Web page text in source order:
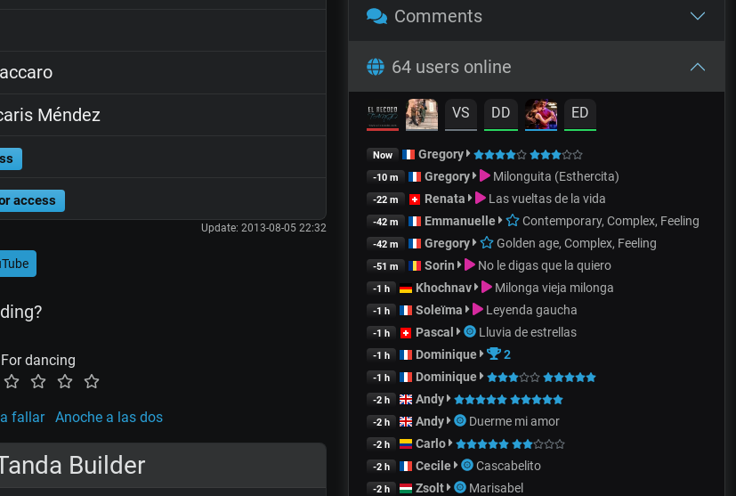
Méndez
access
Update: 2013-08-05 22:32
For dancing
fallar Anoche a las dos
Builder
Comments
64 users online
VS DD ED
Now Gregory
-10 m Gregory Milonguita (Esthercita)
-22 m Renata Las vueltas de la vida
-42 m Emmanuelle Contemporary, Complex, Feeling
-42 m Gregory Golden age, Complex, Feeling
-51 m Sorin No le digas que la quiero
-1 h Khochnav Milonga vieja milonga
-1 h Soleïma Leyenda gaucha
-1 h Pascal Lluvia de estrellas
-1 h Dominique 2
-1 h Dominique
-2 h Andy
-2 h Andy Duerme mi amor
-2 h Carlo
-2 h Cecile Cascabelito
-2 h Zsolt Marisabel